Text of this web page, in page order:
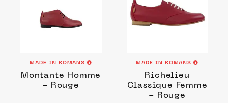
MADE IN ROMANS
Montante Homme
- Rouge
MADE IN ROMANS
Richelieu
Classique Femme
- Rouge